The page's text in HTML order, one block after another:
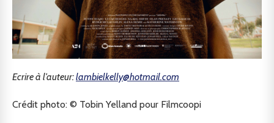
Ecrire à l’auteur:lambielkelly@hotmail.com
Crédit photo: © Tobin Yelland pour Filmcoopi